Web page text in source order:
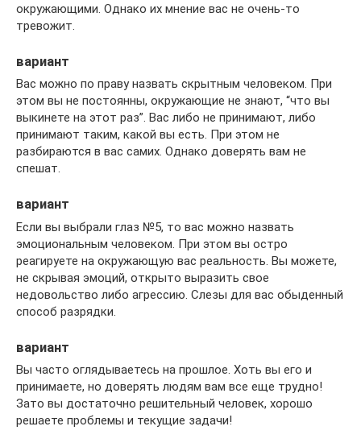
окружающими. Однако их мнение вас не очень-то
тревожит.
вариант
Вас можно по праву назвать скрытным человеком. При
этом вы не постоянны, окружающие не знают, “что вы
выкинете на этот раз”. Вас либо не принимают, либо
принимают таким, какой вы есть. При этом не
разбираются в вас самих. Однако доверять вам не
спешат.
вариант
Если вы выбрали глаз №5, то вас можно назвать
эмоциональным человеком. При этом вы остро
реагируете на окружающую вас реальность. Вы можете,
не скрывая эмоций, открыто выразить свое
недовольство либо агрессию. Слезы для вас обыденный
способ разрядки.
вариант
Вы часто оглядываетесь на прошлое. Хоть вы его и
принимаете, но доверять людям вам все еще трудно!
Зато вы достаточно решительный человек, хорошо
решаете проблемы и текущие задачи!